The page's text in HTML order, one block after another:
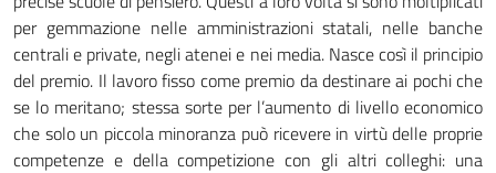
per gemmazione nelle amministrazioni statali, nelle banche
centrali e private, negli atenei e nei media. Nasce così il principio
del premio. Il lavoro fisso come premio da destinare ai pochi che
se lo meritano; stessa sorte per l’aumento di livello economico
che solo un piccola minoranza può ricevere in virtù delle proprie
competenze e della competizione con gli altri colleghi: una